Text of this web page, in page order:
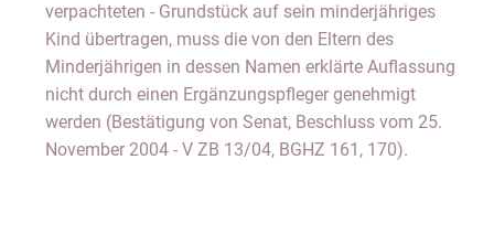
verpachteten - Grundstück auf sein minderjähriges
Kind übertragen, muss die von den Eltern des
Minderjährigen in dessen Namen erklärte Auflassung
nicht durch einen Ergänzungspfleger genehmigt
werden (Bestätigung von Senat, Beschluss vom 25.
November 2004 - V ZB 13/04, BGHZ 161, 170).